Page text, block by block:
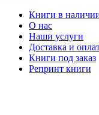
Книги в
О нас
Наши услуги
Доставка и
Книги под заказ
Репринт книги